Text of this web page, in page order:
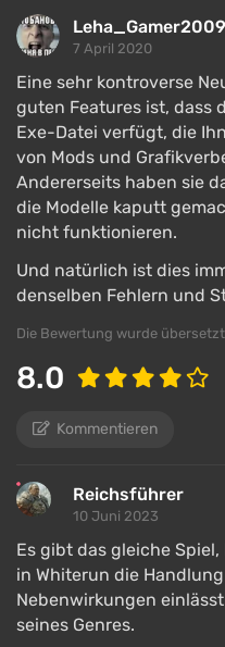
erforderlich;
Das Spiel läuft in HD-
Texturqualität und
wurden reduziert;
Die
Berechnung der
Fließgeschwindigkeit
Leha_Gamer2009
7 April 2020
Eine sehr kontroverse
guten Features ist, dass
Exe-Datei verfügt, die
von Mods und
Andererseits haben sie
die Modelle kaputt
nicht funktionieren.
Und natürlich ist dies
denselben Fehlern und
Die Bewertung wurde
8.0
Kommentieren
Reichsführer
10 Juni 2023
Es gibt das gleiche
in Whiterun die
Nebenwirkungen
seines Genres.